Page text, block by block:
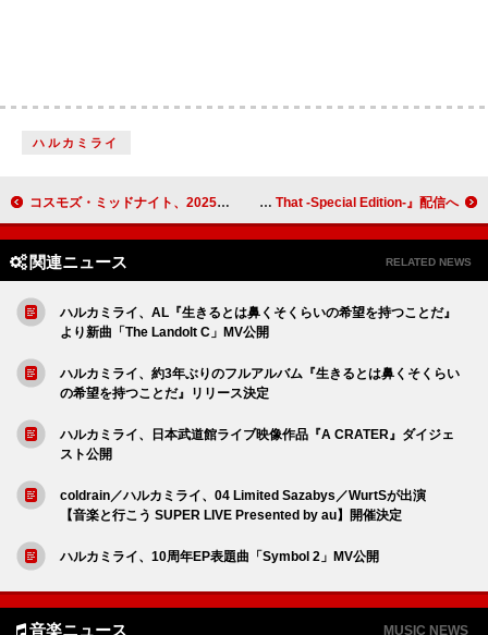
ハルカミライ
コスモズ・ミッドナイト、2025年4月にバンド・セットでの来日公演決定 北山宏光、3rdシングル発売日にデジタルEP『Just Like That -Special Edition-』配信へ
関連ニュース RELATED NEWS
ハルカミライ、AL『生きるとは鼻くそくらいの希望を持つことだ』
より新曲「The Landolt C」MV公開
ハルカミライ、約3年ぶりのフルアルバム『生きるとは鼻くそくらい
の希望を持つことだ』リリース決定
ハルカミライ、日本武道館ライブ映像作品『A CRATER』ダイジェ
スト公開
coldrain／ハルカミライ、04 Limited Sazabys／WurtSが出演
【音楽と行こう SUPER LIVE Presented by au】開催決定
ハルカミライ、10周年EP表題曲「Symbol 2」MV公開
音楽ニュース MUSIC NEWS